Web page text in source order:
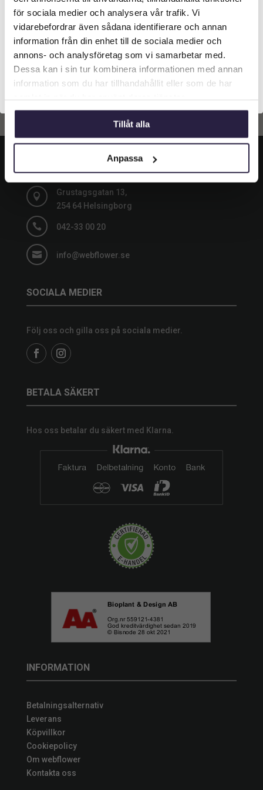
för sociala medier och analysera vår trafik. Vi
vidarebefordrar även sådana identifierare och annan
information från din enhet till de sociala medier och
annons- och analysföretag som vi samarbetar med.
Dessa kan i sin tur kombinera informationen med annan
information som du har tillhandahållit eller som de har
Tillåt alla
Anpassa
Lägg till i
varukorg
Lägg till i
varukorg

Grustagsgatan 13,
254 64 Helsingborg
 042-33 00 20
 info@webflower.se
SOCIALA MEDIER
Följ oss och gilla oss på sociala medier.
BETALA SÄKERT
Hos oss betalar du säkert med Klarna.
INFORMATION
Betalningsalternativ
Leverans
Köpvillkor
Cookiepolicy
Om webflower
Kontakta oss
Vilken typ av kund är du? Du kan alltid justera ditt val
längst upp på sidan.
Företagskund (exkl. moms)
Privatkund (inkl. moms)